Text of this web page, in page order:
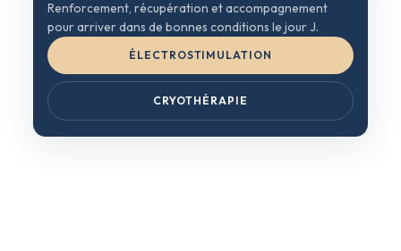
Renforcement, récupération et accompagnement
pour arriver dans de bonnes conditions le jour J.
ÉLECTROSTIMULATION
CRYOTHÉRAPIE